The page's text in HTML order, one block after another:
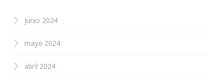
junio 2024
mayo 2024
abril 2024